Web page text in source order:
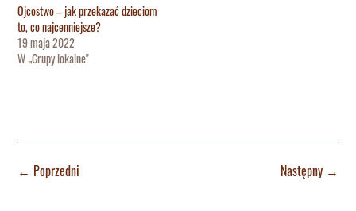
Ojcostwo – jak przekazać dzieciom
to, co najcenniejsze?
19 maja 2022
W „Grupy lokalne"
← Poprzedni Następny→